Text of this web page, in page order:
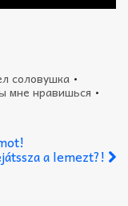
соловушка •
мне нравишься •
a lemezt?!